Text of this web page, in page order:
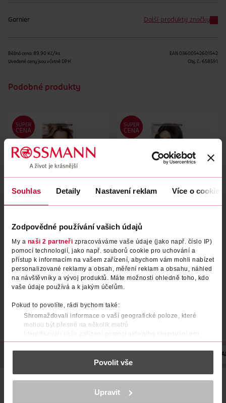
Souhlas Detaily Nastavení reklam Více o cookies
Zodpovědné používání vašich údajů
My a naši 2 partneři zpracováváme vaše údaje (jako např. číslo IP)
pomocí technologií, jako např. souborů cookie pro uchování a
přístup k informacím na vašem zařízení, abychom vám mohli nabízet
personalizované reklamy a obsah, měření reklam a obsahu, náhled
na návštěvníky a vývoj produktů. Máte možnosti ohledně toho, kdo
vaše údaje používá a k jakým účelům.
Pokud to povolíte, rádi bychom také:
Shromažďovali informace o vaší geografické poloze, které
mohou být přesné na několik metrů
Identifikovali vaše zařízení pomocí aktivního skenování pro
konkrétní charakteristiky (otisk prstu)
Zjistěte více o tom, jak zpracováváme vaše osobní údaje, a nastavte
části s podrobnostmi . Svůj souhlas můžete kdykoliv
K provozu stránek, personalizaci obsahu a reklam, funkcí sociálních
médií, analýze návštěvnosti, které mohou nést osobní údaje.
Povolit vše
Upravit
Garnier Další produkty značky
Běžná cena: 89.90 Kč/ks
Uvedené ceny jsou včetně DPH
EAN 03600542601542
Obj. č.: 658591
Podobné produkty
8N přirozená světlá blond
Garnier 1 ks
89.90 Kč
DO KOŠÍKU
Obj. č.: 597593
3 tmavě hnědá
Garnier
89.90 Kč
DO KOŠÍKU
STUPEŇ
Barva na vlasy Garnier Color Naturals je vyživující
permanentní barvou od Garnier. Díky složení vyživující péče
obohacené o 5 olejů – olivy, avokádo, karité, kokos a argan